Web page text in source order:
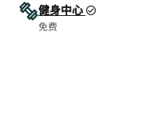
健身中心
免费